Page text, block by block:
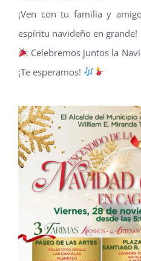
¡Ven con tu familia y
espíritu navideño en grande!
Celebremos juntos la
¡Te esperamos!